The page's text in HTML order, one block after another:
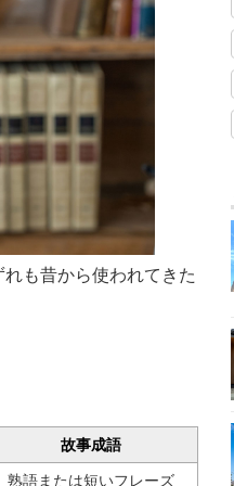
も昔から使われてきた
故事成語
熟語または短いフレーズ